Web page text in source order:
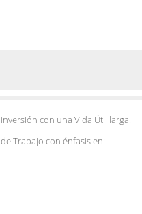
con una Vida Útil larga.
Trabajo con énfasis en: